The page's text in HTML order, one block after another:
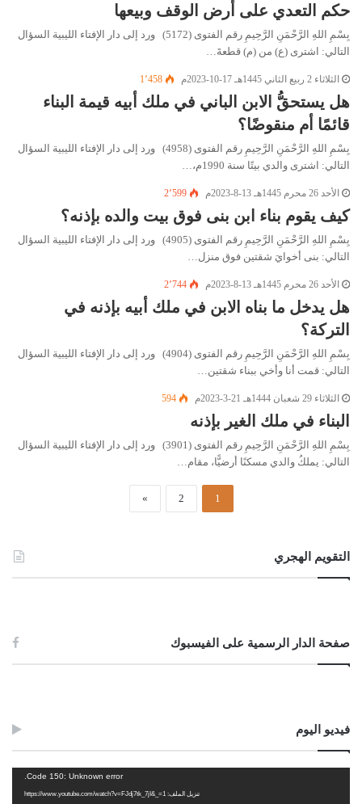
حكم التعدي على أرض الوقف وبيعها
بِسْمِ اللهِ الرَّحْمَنِ الرَّحِيمِ رقم الفتوى (5172) ورد إلى دار الإفتاء الليبية السؤال
التالي: اشترى (ع) من (م) قطعةَ…
الثلاثاء 2 ربيع الثاني 1445هـ 17-10-2023م 1٬458
هل يستحقُّ الابن الباني في ملك أبيه قيمة البناء
قائمًا أم منقوضًا؟
بِسْمِ اللهِ الرَّحْمَنِ الرَّحِيمِ رقم الفتوى (4958) ورد إلى دار الإفتاء الليبية السؤال
التالي: اشترى والدي بيتًا سنة 1990م،…
الأحد 26 محرم 1445هـ 13-8-2023م 2٬599
كيف يقوم بناء ابن بنى فوق بيت والده بإذنه؟
بِسْمِ اللهِ الرَّحْمَنِ الرَّحِيمِ رقم الفتوى (4905) ورد إلى دار الإفتاء الليبية السؤال
التالي: بنى أخوايَ شقتين فوق منزل…
الأحد 26 محرم 1445هـ 13-8-2023م 2٬744
هل يدخل ما بناه الابن في ملك أبيه بإذنه في
التركة؟
بِسْمِ اللهِ الرَّحْمَنِ الرَّحِيمِ رقم الفتوى (4904) ورد إلى دار الإفتاء الليبية السؤال
التالي: قمت أنا وأخي ببناء شقتين…
الثلاثاء 29 شعبان 1444هـ 21-3-2023م 594
البناء في ملك الغير بإذنه
بِسْمِ اللهِ الرَّحْمَنِ الرَّحِيمِ رقم الفتوى (3901) ورد إلى دار الإفتاء الليبية السؤال
التالي: يملكُ والدي مسكنًا أرضيًّا، مقام…
1
2
»
التقويم الهجري
صفحة الدار الرسمية على الفيسبوك
فيديو اليوم
Code 150: Unknown error.
تنزيل الملف: https://www.youtube.com/watch?v=FJdj7tk_7jI&_=1